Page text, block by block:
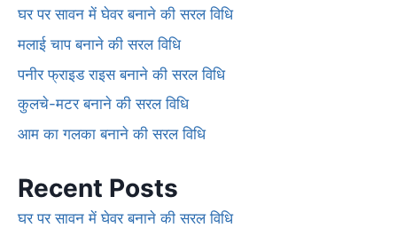
घर पर सावन में घेवर बनाने की सरल विधि
मलाई चाप बनाने की सरल विधि
पनीर फ्राइड राइस बनाने की सरल विधि
कुलचे-मटर बनाने की सरल विधि
आम का गलका बनाने की सरल विधि
Recent Posts
घर पर सावन में घेवर बनाने की सरल विधि